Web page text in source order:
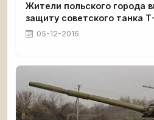
Жители польского города
защиту советского танка
05-12-2016